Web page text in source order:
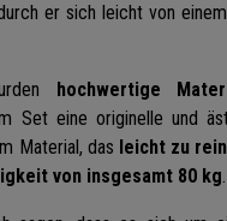
er sich leicht von
hochwertige
Set eine originelle und
Material, das leicht zu
von insgesamt 80 kg.